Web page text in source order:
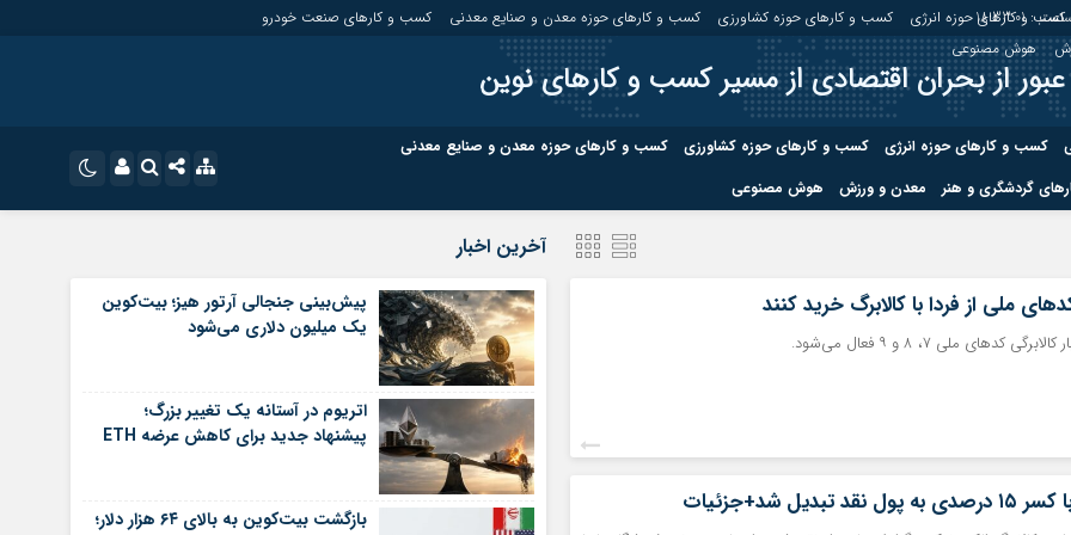
:
18:33:02
کسب و کارهای حوزه انرژی کسب و کارهای حوزه کشاورزی کسب و کارهای حوزه معدن و صنایع معدنی
کسب و کارهای صنعت خودرو
هوش مصنوعی
عبور از بحران اقتصادی از مسیر کسب و کارهای نوین
کسب و کارهای حوزه انرژی کسب و کارهای حوزه کشاورزی
کسب و کارهای حوزه معدن و صنایع معدنی
گردشگری و هنر معدن و ورزش هوش مصنوعی
سروش
آپارات
رمز عبور
مرا به خاطر بسپار
صفحه نخست
کسب و کارهای حوزه معدن و
صنایع معدنی
کسب و کارهای صنعت خودرو کسب و کارهای گردشگری و هنر
کسب و کارهای گردشگری و هنر
ملی از فردا با کالابرگ خرید کنند
شد+جزئیات
آخرین اخبار
پیش‌بینی جنجالی آرتور هیز؛ بیت‌کوین
یک میلیون دلاری می‌شود
اتریوم در آستانه یک تغییر بزرگ؛
پیشنهاد جدید برای کاهش عرضه ETH
بازگشت بیت‌کوین به بالای ۶۴ هزار دلار؛